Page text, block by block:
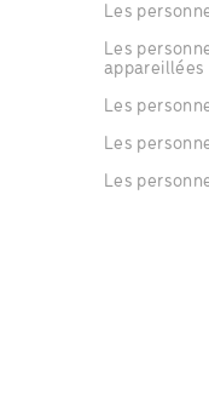
Les
Les
appareillées
Les
Les
Les